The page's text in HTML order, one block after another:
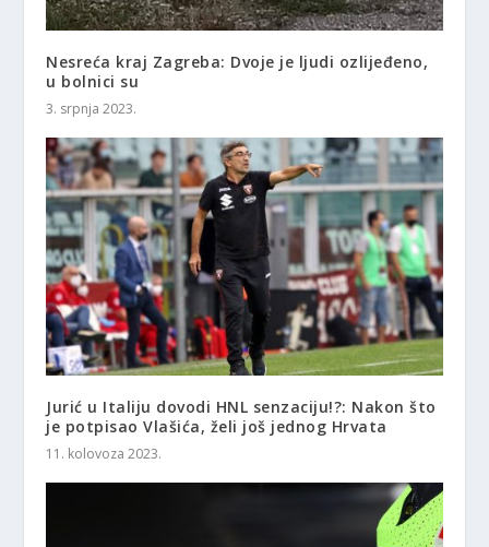
Nesreća kraj Zagreba: Dvoje je ljudi ozlijeđeno,
u bolnici su
3. srpnja 2023.
Jurić u Italiju dovodi HNL senzaciju!?: Nakon što
je potpisao Vlašića, želi još jednog Hrvata
11. kolovoza 2023.